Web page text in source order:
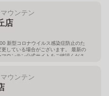
ウンテン
店
新型コロナウイルス感染症防止のた
している場合がございます。 最新の
ウンテン公式サイトをご確認くださ
ウンテン